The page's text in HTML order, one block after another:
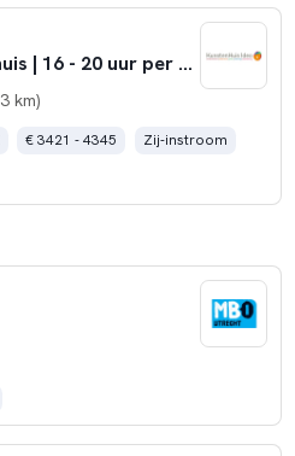
Programmamaker Taalhuis | 16 - 20 uur per week | Bibliotheek Zeist
km)
€ 3421 - 4345
Zij-instroom